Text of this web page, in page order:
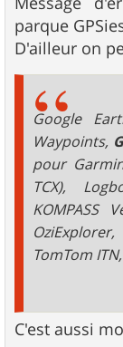
s
a
g
e
parque
D'ailleur on
Google
Waypoints,
pour
TCX),
KOMPASS
TomTom
C'est aussi